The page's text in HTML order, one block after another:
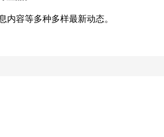
容等多种多样最新动态。